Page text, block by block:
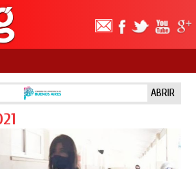
ABRIR